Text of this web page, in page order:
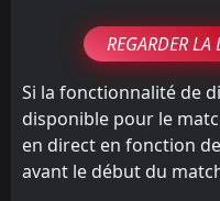
REGARDER
Si la fonctionnalité de
disponible pour le
en direct en fonction
avant le début du